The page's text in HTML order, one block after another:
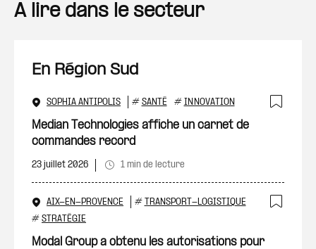
A lire dans le secteur
En Région Sud
SOPHIA ANTIPOLIS # SANTÉ # INNOVATION
Median Technologies affiche un carnet de
commandes record
23 juillet 2026 1 min de lecture
AIX-EN-PROVENCE # TRANSPORT-LOGISTIQUE
# STRATÉGIE
Modal Group a obtenu les autorisations pour